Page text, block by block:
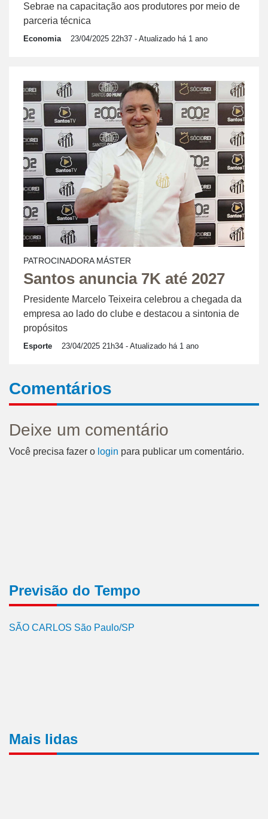
Sebrae na capacitação aos produtores por meio de
parceria técnica
Economia 23/04/2025 22h37 - Atualizado há 1 ano
PATROCINADORA MÁSTER
Santos anuncia 7K até 2027
Presidente Marcelo Teixeira celebrou a chegada da
empresa ao lado do clube e destacou a sintonia de
propósitos
Esporte 23/04/2025 21h34 - Atualizado há 1 ano
Comentários
Deixe um comentário
Você precisa fazer o login para publicar um comentário.
Previsão do Tempo
SÃO CARLOS São Paulo/SP
Mais lidas